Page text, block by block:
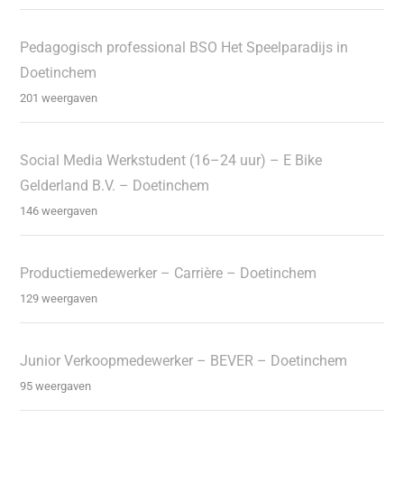
Pedagogisch professional BSO Het Speelparadijs in
Doetinchem
201 weergaven
Social Media Werkstudent (16–24 uur) – E Bike
Gelderland B.V. – Doetinchem
146 weergaven
Productiemedewerker – Carrière – Doetinchem
129 weergaven
Junior Verkoopmedewerker – BEVER – Doetinchem
95 weergaven